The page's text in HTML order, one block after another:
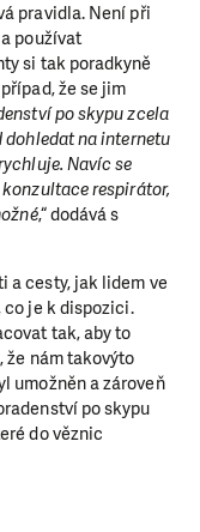
pravidla. Není při
používat
si tak poradkyně
že se jim
po skypu zcela
dohledat na internetu
Navíc se
respirátor,
,“ dodává s
a cesty, jak lidem ve
je k dispozici.
tak, aby to
že nám takovýto
umožněn a zároveň
po skypu
do věznic